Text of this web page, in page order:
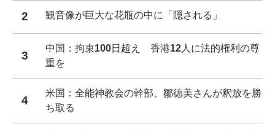
2 観音像が巨大な花瓶の中に「隠される」
3
中国：拘束100日超え 香港12人に法的権利の尊
重を
4
米国：全能神教会の幹部、鄒徳美さんが釈放を勝
ち取る